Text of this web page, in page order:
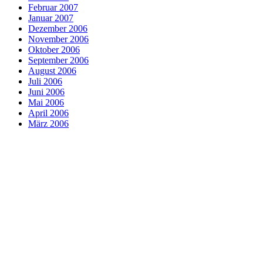
Februar 2007
Januar 2007
Dezember 2006
November 2006
Oktober 2006
September 2006
August 2006
Juli 2006
Juni 2006
Mai 2006
April 2006
März 2006